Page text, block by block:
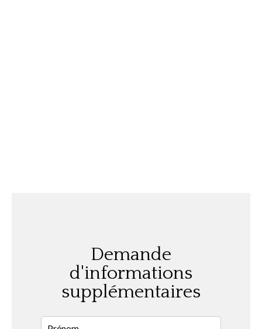
Demande
d'informations
supplémentaires